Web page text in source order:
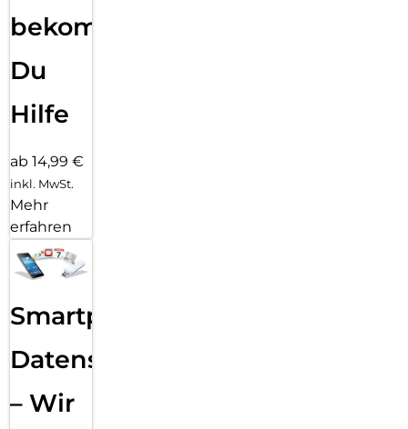
bekommst
Du
Hilfe
ab 14,99 €
inkl. MwSt.
Mehr
erfahren
Smartphone
Datensicherung
– Wir